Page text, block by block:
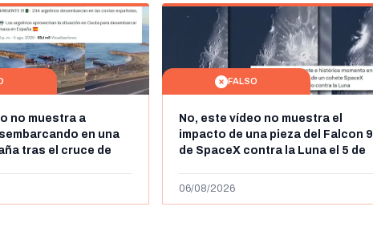
no muestra a
en una
tras el cruce de
son imágenes de
FALSO
No, este vídeo no muestra el
impacto de una pieza del Falcon 9
de SpaceX contra la Luna el 5 de
menos abril de 2026
06/08/2026